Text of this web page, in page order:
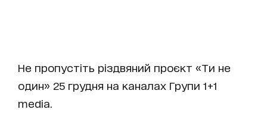
Не пропустіть різдвяний проєкт «Ти не
один» 25 грудня на каналах Групи 1+1
media.